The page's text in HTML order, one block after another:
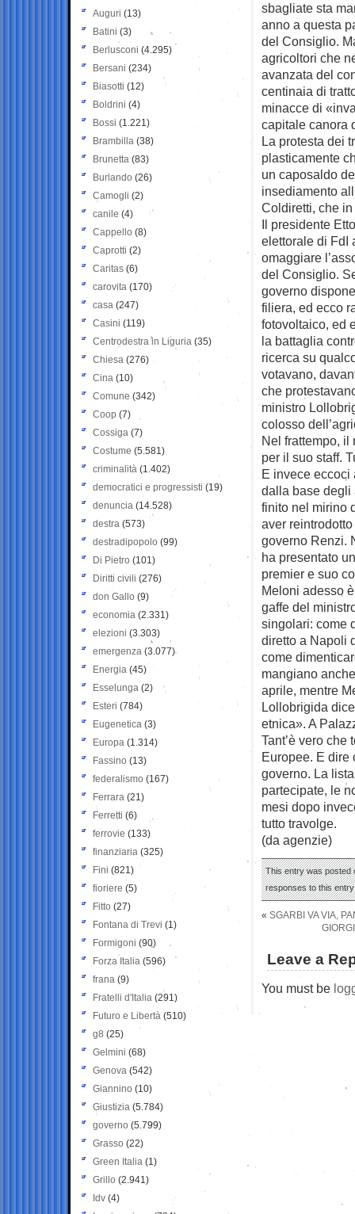
sbagliate sta
anno a questa
del Consiglio.
agricoltori che
avanzata del
centinaia di
minacce di
capitale canora
La protesta dei
plasticamente
un caposaldo
insediamento
Coldiretti, che
Il presidente
elettorale di FdI
omaggiare
del Consiglio.
governo
filiera, ed ecco
fotovoltaico, ed
la battaglia
ricerca su
votavano,
che
ministro
colosso
Nel frattempo, il
per il suo staff.
E invece eccoci
dalla base degli
finito nel mirino
aver
governo Renzi.
ha presentato
premier e suo
Meloni adesso
gaffe del
singolari: come
diretto a Napoli
come
mangiano
aprile, mentre
Lollobrigida
etnica». A
Tant’è vero
Europee. E dire
governo. La
partecipate, le
mesi dopo
tutto travolge.
(da agenzie)
This entry was posted
responses to this
« SGARBI VA VIA,
Leave a
You must be
Auguri (13)
Batini (3)
Berlusconi (4.295)
Bersani (234)
Biasotti (12)
Boldrini (4)
Bossi (1.221)
Brambilla (38)
Brunetta (83)
Burlando (26)
Camogli (2)
canile (4)
Cappello (8)
Caprotti (2)
Caritas (6)
carovita (170)
casa (247)
Casini (119)
Centrodestra in Liguria (35)
Chiesa (276)
Cina (10)
Comune (342)
Coop (7)
Cossiga (7)
Costume (5.581)
criminalità (1.402)
democratici e progressisti (19)
denuncia (14.528)
destra (573)
destradipopolo (99)
Di Pietro (101)
Diritti civili (276)
don Gallo (9)
economia (2.331)
elezioni (3.303)
emergenza (3.077)
Energia (45)
Esselunga (2)
Esteri (784)
Eugenetica (3)
Europa (1.314)
Fassino (13)
federalismo (167)
Ferrara (21)
Ferretti (6)
ferrovie (133)
finanziaria (325)
Fini (821)
fioriere (5)
Fitto (27)
Fontana di Trevi (1)
Formigoni (90)
Forza Italia (596)
frana (9)
Fratelli d'Italia (291)
Futuro e Libertà (510)
g8 (25)
Gelmini (68)
Genova (542)
Giannino (10)
Giustizia (5.784)
governo (5.799)
Grasso (22)
Green Italia (1)
Grillo (2.941)
Idv (4)